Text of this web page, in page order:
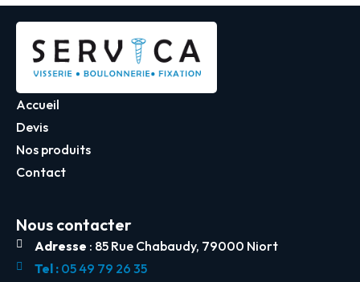
Accueil
Devis
Nos produits
Contact
Nous contacter
Adresse : 85 Rue Chabaudy, 79000 Niort
Tel :05 49 79 26 35